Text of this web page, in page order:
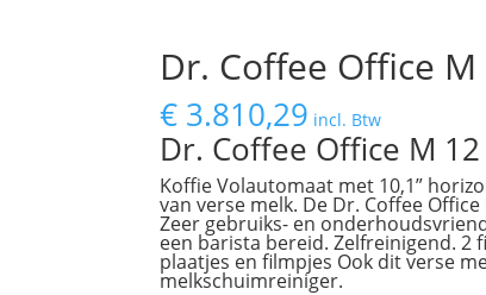
Dr. Coffee Office M
€ 3.810,29 incl. Btw
Dr. Coffee Office M 12
Koffie Volautomaat met 10,1”
van verse melk. De Dr. Coffee
Zeer gebruiks- en
een barista bereid. Zelfreinigend.
plaatjes en filmpjes Ook dit verse
melkschuimreiniger.